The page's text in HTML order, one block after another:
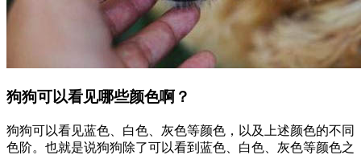
狗狗可以看见哪些颜色啊？
狗狗可以看见蓝色、白色、灰色等颜色，以及上述颜色的不同
色阶。也就是说狗狗除了可以看到蓝色、白色、灰色等颜色之